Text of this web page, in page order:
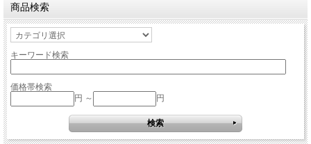
商品検索
キーワード検索
価格帯検索
円 ～
円